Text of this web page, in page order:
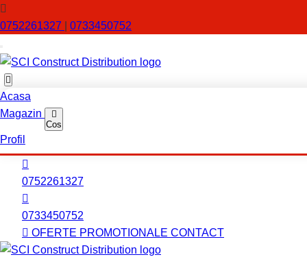
0752261327 0733450752
Acasa
Magazin
Cos
Profil
0752261327
0733450752
OFERTE PROMOTIONALE CONTACT